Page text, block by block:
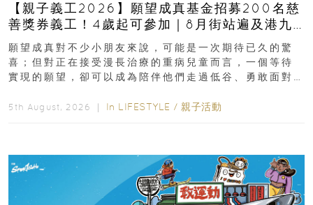
【親子義工2026】願望成真基金招募200名慈
善獎券義工！4歲起可參加｜8月街站遍及港九
新界
願望成真對不少小朋友來說，可能是一次期待已久的驚
喜；但對正在接受漫長治療的重病兒童而言，一個等待
實現的願望，卻可以成為陪伴他們走過低谷、勇敢面對
5th August, 2026 ｜ In LIFESTYLE / 親子活動